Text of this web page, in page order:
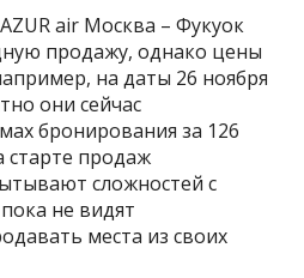
air Москва – Фукуок
продажу, однако цены
на даты 26 ноября
они сейчас
бронирования за 126
старте продаж
сложностей с
не видят
места из своих